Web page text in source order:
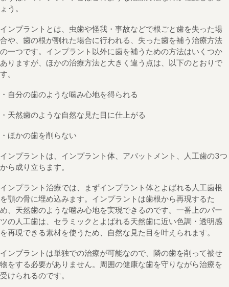
ょう。
インプラントとは、虫歯や怪我・事故などで根ごと歯を失った場
合や、歯の根が割れた場合に行われる、失った歯を補う治療方法
の一つです。インプラント以外に歯を補うための方法はいくつか
ありますが、ほかの治療方法と大きく違う点は、以下のとおりで
す。
・自分の歯のような噛み心地を得られる
・天然歯のような自然な見た目に仕上がる
・ほかの歯を削らない
インプラントは、インプラント体、アバットメント、人工歯の3つ
から成り立ちます。
インプラント治療では、まずインプラント体とよばれる人工歯根
を顎の骨に埋め込みます。インプラントは歯根から再現するた
め、天然歯のような噛み心地を実現できるのです。一番上のパー
ツの人工歯は、セラミックとよばれる天然歯に近い色調・透明感
を再現できる素材を使うため、自然な見た目を叶えられます。
インプラントは単独での治療が可能なので、隣の歯を削って被せ
物をする必要がありません。周囲の健康な歯を守りながら治療を
受けられるのです。